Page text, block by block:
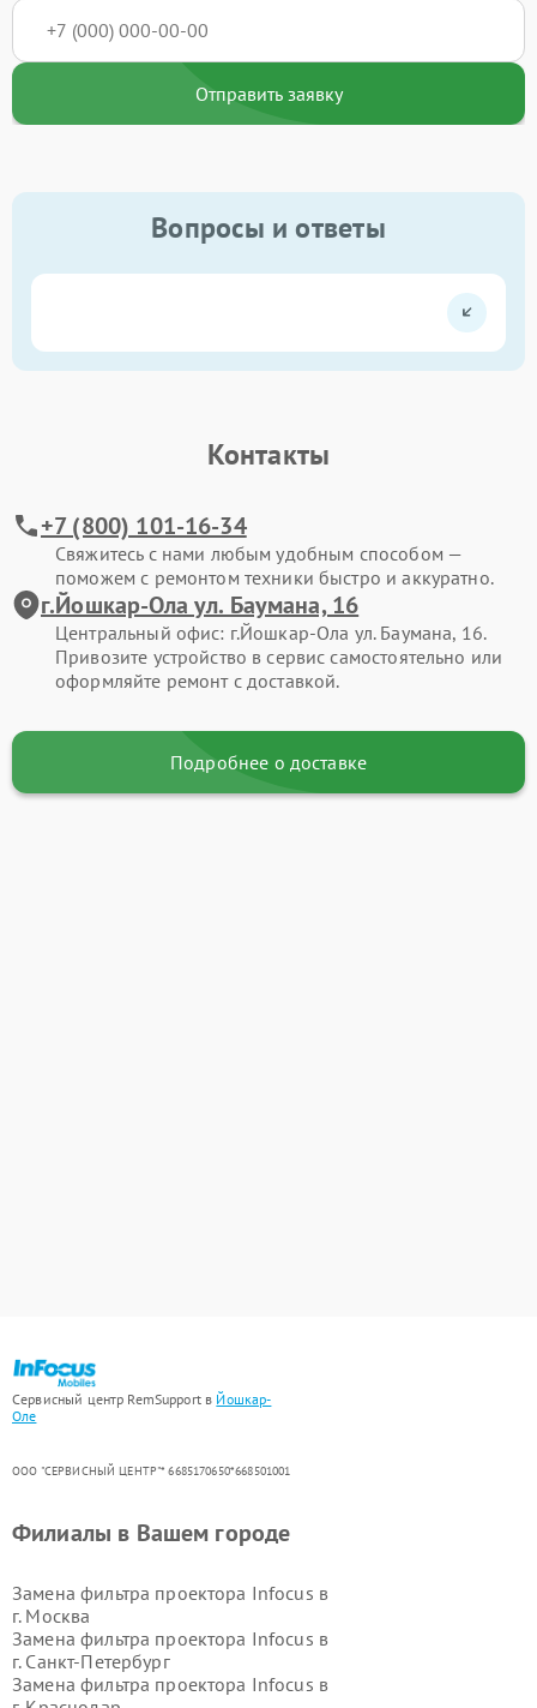
Отправить заявку
Вопросы и ответы
Контакты
+7 (800) 101-16-34
Свяжитесь с нами любым удобным способом —
поможем с ремонтом техники быстро и аккуратно.
г.Йошкар-Ола ул. Баумана, 16
Центральный офис: г.Йошкар-Ола ул. Баумана, 16.
Привозите устройство в сервис самостоятельно или
оформляйте ремонт с доставкой.
Подробнее о доставке
Сервисный центр RemSupport в Йошкар-
Оле
ООО "СЕРВИСНЫЙ ЦЕНТР"* 6685170650*668501001
Филиалы в Вашем городе
Замена фильтра проектора Infocus в
г. Москва
Замена фильтра проектора Infocus в
г. Санкт-Петербург
Замена фильтра проектора Infocus в